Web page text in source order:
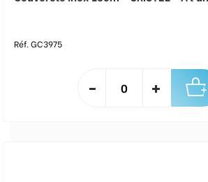
Réf. GC3975